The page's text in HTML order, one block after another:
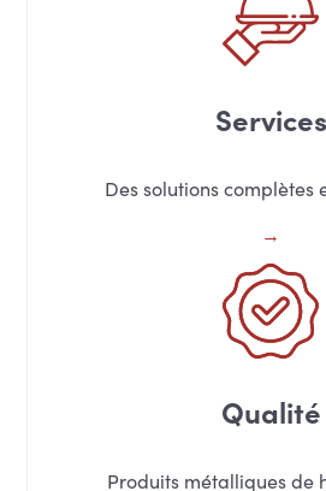
Services
Des solutions complètes
Qualité
Produits métalliques de